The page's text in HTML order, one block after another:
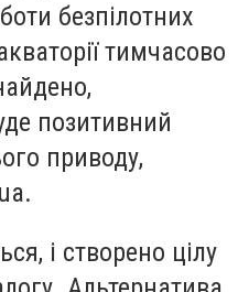
безпілотних
тимчасово
позитивний
приводу,
і створено цілу